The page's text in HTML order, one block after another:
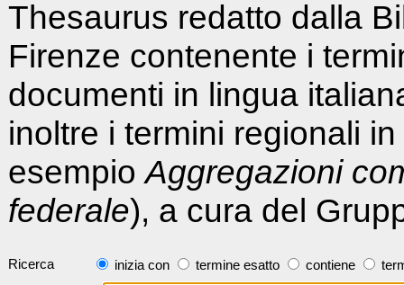
Thesaurus redatto dalla
Firenze contenente i
documenti in lingua
inoltre i termini regionali
esempioAggregazioni
federale), a cura del
Ricerca inizia con termine esatto contiene